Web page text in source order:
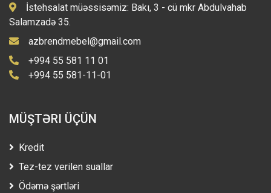
İstehsalat müəssisəmiz: Bakı, 3 - cü mkr Abdulvahab
Salamzadə 35.
azbrendmebel@gmail.com
+994 55 581 11 01
+994 55 581-11-01
MÜŞTƏRI ÜÇÜN
Kredit
Tez-tez verilen suallar
Ödəmə şərtləri